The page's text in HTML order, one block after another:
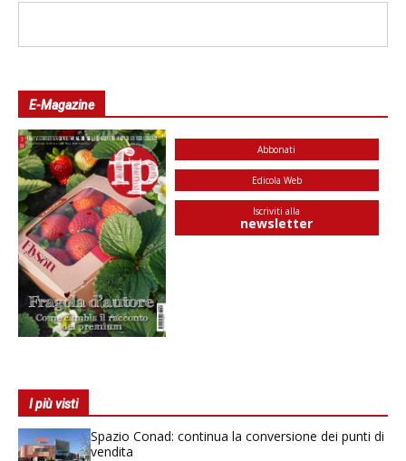
E-Magazine
Abbonati
Edicola Web
Iscriviti alla
newsletter
I più visti
Spazio Conad: continua la conversione dei punti di
vendita